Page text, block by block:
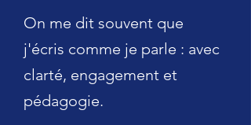
On me dit souvent que
j'écris comme je parle : avec
clarté, engagement et
pédagogie.